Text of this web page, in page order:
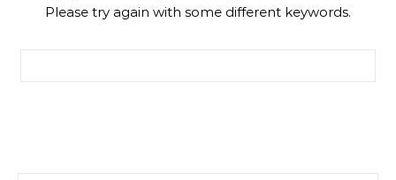
Please try again with some different keywords.